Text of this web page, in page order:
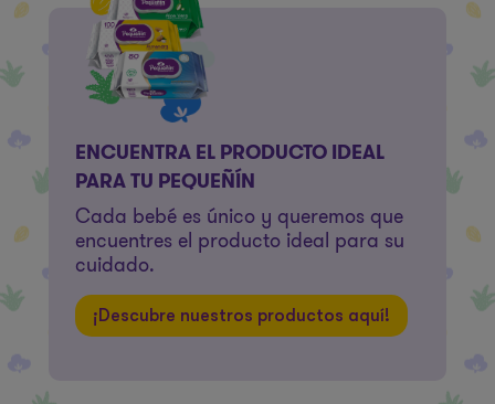
ENCUENTRA EL PRODUCTO IDEAL
PARA TU PEQUEÑÍN
Cada bebé es único y queremos que
encuentres el producto ideal para su
cuidado.
¡Descubre nuestros productos aquí!